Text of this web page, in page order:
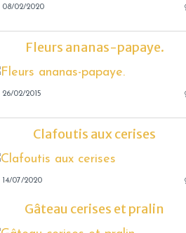
08/02/2020
Fleurs ananas-papaye.
26/02/2015
Clafoutis aux cerises
14/07/2020
Gâteau cerises et pralin